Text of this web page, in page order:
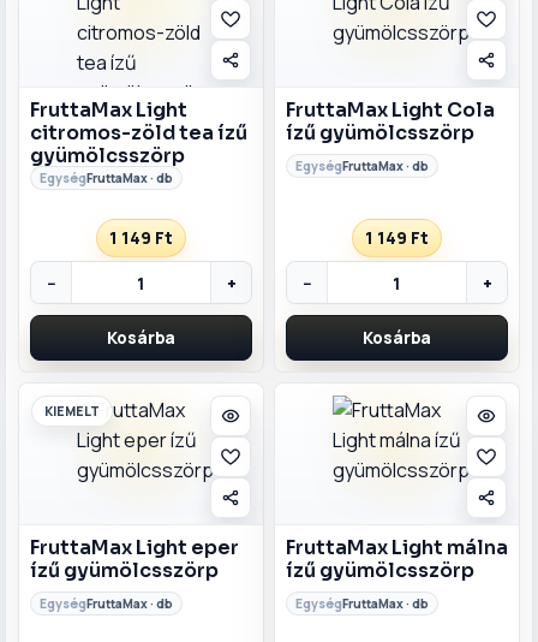
FruttaMax Light
citromos-zöld tea ízű
gyümölcsszörp
FruttaMax · db
1 149 Ft
−
+
Kosárba
FruttaMax Light Cola
ízű gyümölcsszörp
FruttaMax · db
1 149 Ft
−
+
Kosárba
KIEMELT
FruttaMax Light eper
ízű gyümölcsszörp
FruttaMax · db
FruttaMax Light málna
ízű gyümölcsszörp
FruttaMax · db